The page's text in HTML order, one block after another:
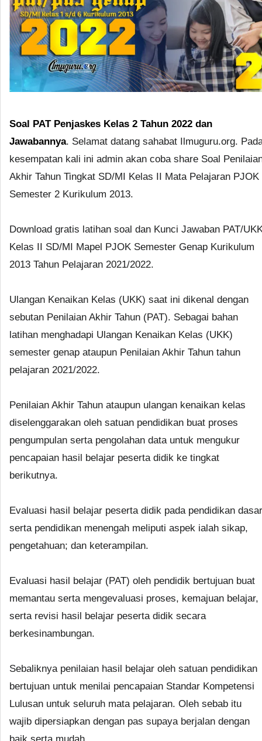
Soal PAT Penjaskes Kelas 2 Tahun 2022 dan
Jawabannya. Selamat datang sahabat Ilmuguru.org.
kesempatan kali ini admin akan coba share Soal
Akhir Tahun Tingkat SD/MI Kelas II Mata Pelajaran PJOK
Semester 2 Kurikulum 2013.
Download gratis latihan soal dan Kunci Jawaban PAT/
Kelas II SD/MI Mapel PJOK Semester Genap Kurikulum
2013 Tahun Pelajaran 2021/2022.
Ulangan Kenaikan Kelas (UKK) saat ini dikenal dengan
sebutan Penilaian Akhir Tahun (PAT). Sebagai bahan
latihan menghadapi Ulangan Kenaikan Kelas (UKK)
semester genap ataupun Penilaian Akhir Tahun tahun
pelajaran 2021/2022.
Penilaian Akhir Tahun ataupun ulangan kenaikan kelas
diselenggarakan oleh satuan pendidikan buat proses
pengumpulan serta pengolahan data untuk mengukur
pencapaian hasil belajar peserta didik ke tingkat
berikutnya.
Evaluasi hasil belajar peserta didik pada pendidikan dasar
serta pendidikan menengah meliputi aspek ialah sikap,
pengetahuan; dan keterampilan.
Evaluasi hasil belajar (PAT) oleh pendidik bertujuan buat
memantau serta mengevaluasi proses, kemajuan belajar,
serta revisi hasil belajar peserta didik secara
berkesinambungan.
Sebaliknya penilaian hasil belajar oleh satuan pendidikan
bertujuan untuk menilai pencapaian Standar Kompetensi
Lulusan untuk seluruh mata pelajaran. Oleh sebab itu
wajib dipersiapkan dengan pas supaya berjalan dengan